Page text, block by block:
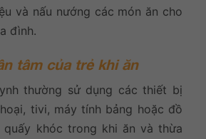
và nấu nướng các món ăn cho
đình.
tâm của trẻ khi ăn
thường sử dụng các thiết bị
tivi, máy tính bảng hoặc đồ
khóc trong khi ăn và thừa